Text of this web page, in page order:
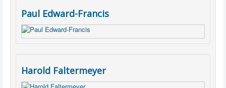
Paul Edward-Francis
Harold Faltermeyer